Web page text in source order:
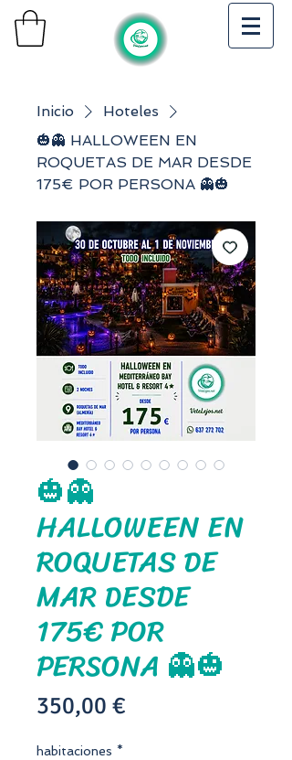
Inicio
Hoteles
🎃👻 HALLOWEEN EN
ROQUETAS DE MAR DESDE
175€ POR PERSONA 👻🎃
🎃👻
HALLOWEEN EN
ROQUETAS DE
MAR DESDE
175€ POR
PERSONA 👻🎃
350,00 €
habitaciones *